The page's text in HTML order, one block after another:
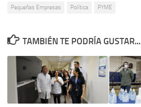
Pequeñas Empresas
Política PYME
TAMBIÉN TE PODRÍA GUSTAR...